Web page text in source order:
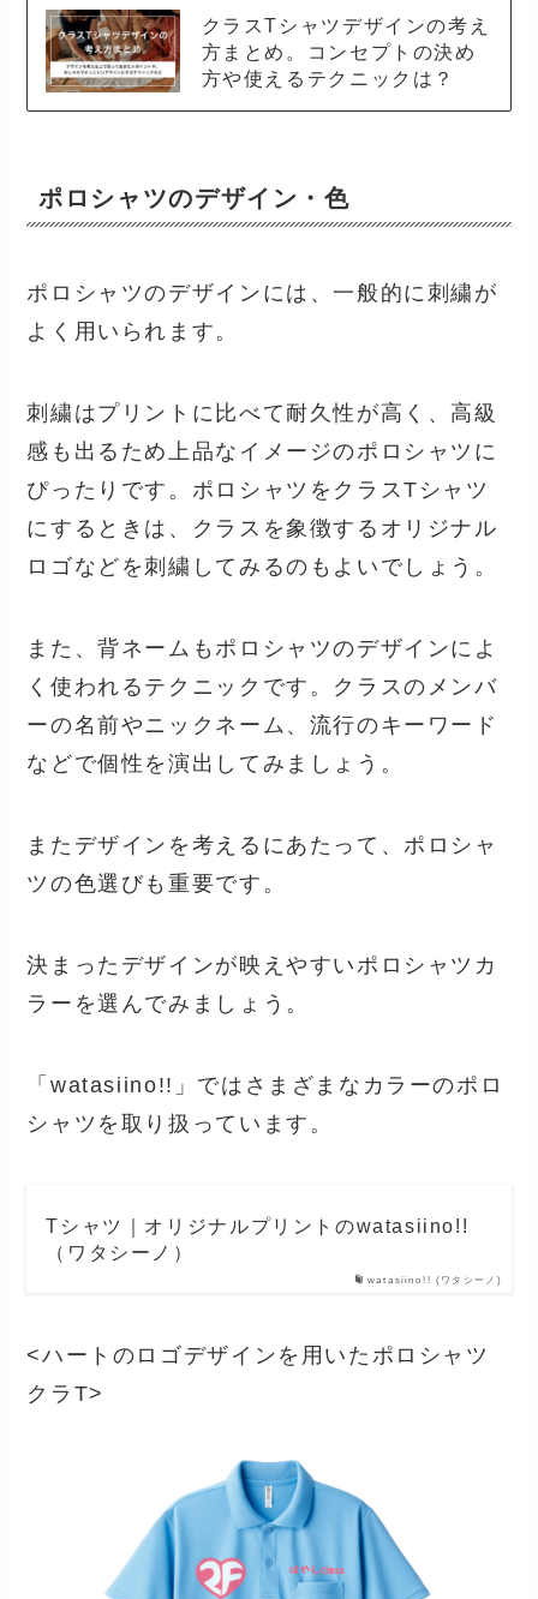
クラスTシャツデザインの考え
方まとめ。コンセプトの決め
方や使えるテクニックは？
ポロシャツのデザイン・色
ポロシャツのデザインには、一般的に刺繍が
よく用いられます。
刺繍はプリントに比べて耐久性が高く、高級
感も出るため上品なイメージのポロシャツに
ぴったりです。ポロシャツをクラスTシャツ
にするときは、クラスを象徴するオリジナル
ロゴなどを刺繍してみるのもよいでしょう。
また、背ネームもポロシャツのデザインによ
く使われるテクニックです。クラスのメンバ
ーの名前やニックネーム、流行のキーワード
などで個性を演出してみましょう。
またデザインを考えるにあたって、ポロシャ
ツの色選びも重要です。
決まったデザインが映えやすいポロシャツカ
ラーを選んでみましょう。
「watasiino!!」ではさまざまなカラーのポロ
シャツを取り扱っています。
watasiino!! (ワタシーノ)
Tシャツ｜オリジナルプリントのwatasiino!!
（ワタシーノ）
<ハートのロゴデザインを用いたポロシャツ
クラT>